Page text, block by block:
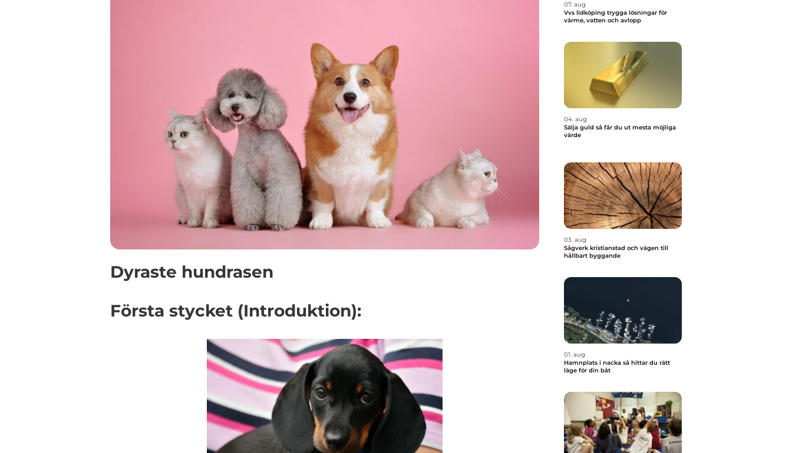
Dyraste hundrasen
Första stycket (Introduktion):
07. aug
Vvs lidköping trygga lösningar för
värme, vatten och avlopp
04. aug
Sälja guld så får du ut mesta möjliga
värde
03. aug
Sågverk kristianstad och vägen till
hållbart byggande
01. aug
Hamnplats i nacka så hittar du rätt
läge för din båt